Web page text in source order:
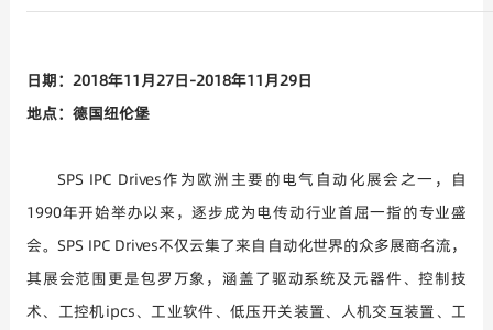
日期： 2018年11月27日-2018年11月29日
地点：德国纽伦堡
SPS IPC Drives作为欧洲主要的电气自动化展会之一，自
1990年开始举办以来，逐步成为电传动行业首屈一指的专业盛
会。 SPS IPC Drives不仅云集了来自自动化世界的众多展商名流，
其展会范围更是包罗万象，涵盖了驱动系统及元器件、控制技
术、工控机ipcs、工业软件、低压开关装置、人机交互装置、工